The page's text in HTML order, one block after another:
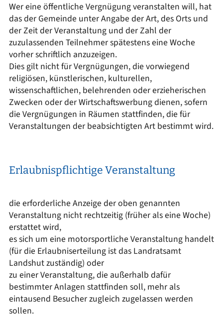
Wer eine öffentliche Vergnügung veranstalten will, hat
das der Gemeinde unter Angabe der Art, des Orts und
der Zeit der Veranstaltung und der Zahl der
zuzulassenden Teilnehmer spätestens eine Woche
vorher schriftlich anzuzeigen.
Dies gilt nicht für Vergnügungen, die vorwiegend
religiösen, künstlerischen, kulturellen,
wissenschaftlichen, belehrenden oder erzieherischen
Zwecken oder der Wirtschaftswerbung dienen, sofern
die Vergnügungen in Räumen stattfinden, die für
Veranstaltungen der beabsichtigten Art bestimmt wird.
Erlaubnispflichtige Veranstaltung
die erforderliche Anzeige der oben genannten
Veranstaltung nicht rechtzeitig (früher als eine Woche)
erstattet wird,
es sich um eine motorsportliche Veranstaltung handelt
(für die Erlaubniserteilung ist das Landratsamt
Landshut zuständig) oder
zu einer Veranstaltung, die außerhalb dafür
bestimmter Anlagen stattfinden soll, mehr als
eintausend Besucher zugleich zugelassen werden
sollen.